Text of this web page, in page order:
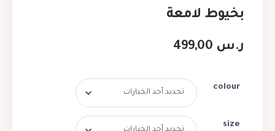
بخيوط لامعة
ر.س
colour
size